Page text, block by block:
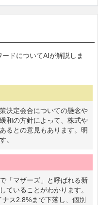
ドについてAIが解説しま
決定会合についての懸念や
和の方針によって、株式や
るとの意見もあります。明
。
「マザーズ」と呼ばれる新
ていることがわかります。
ス2.8%まで下落し、個別